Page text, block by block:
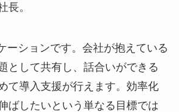
長。
ーションです。会社が抱えている
として共有し、話合いができる
て導入支援が行えます。効率化
ばしたいという単なる目標では